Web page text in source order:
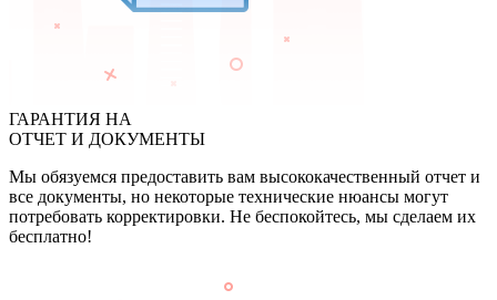
ГАРАНТИЯ НА
ОТЧЕТ И ДОКУМЕНТЫ
Мы обязуемся предоставить вам высококачественный отчет и
все документы, но некоторые технические нюансы могут
потребовать корректировки. Не беспокойтесь, мы сделаем их
бесплатно!